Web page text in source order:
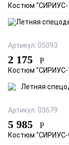
Костюм "СИРИУС-
Артикул: 05093
2 175 Р
Костюм "СИРИУС-
Артикул: 03679
5 985 Р
Костюм "СИРИУС-